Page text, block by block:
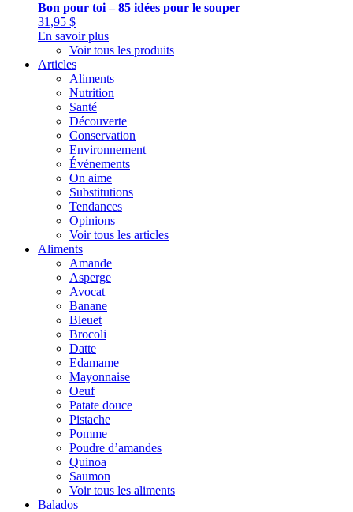
Bon pour toi – 85 idées pour le souper
31,95 $
En savoir plus
Voir tous les produits
Articles
Aliments
Nutrition
Santé
Découverte
Conservation
Environnement
Événements
On aime
Substitutions
Tendances
Opinions
Voir tous les articles
Aliments
Amande
Asperge
Avocat
Banane
Bleuet
Brocoli
Datte
Edamame
Mayonnaise
Oeuf
Patate douce
Pistache
Pomme
Poudre d’amandes
Quinoa
Saumon
Voir tous les aliments
Balados